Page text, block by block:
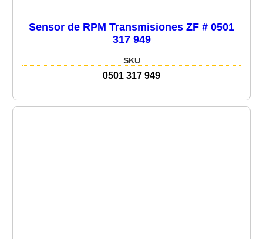
Sensor de RPM Transmisiones ZF # 0501
317 949
SKU
0501 317 949